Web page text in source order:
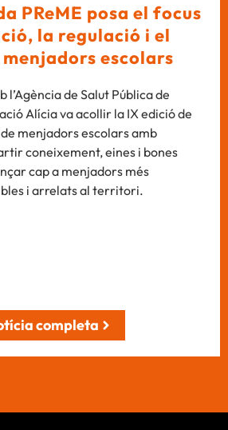
PReME posa el focus
la regulació i el
escolars
l’Agència de Salut Pública de
Alícia va acollir la IX edició de
menjadors escolars amb
coneixement, eines i bones
cap a menjadors més
i arrelats al territori.
completa